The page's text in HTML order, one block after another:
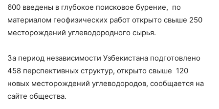
600 введены в глубокое поисковое бурение, по
материалом геофизических работ открыто свыше 250
месторождений углеводородного сырья.
За период независимости Узбекистана подготовлено
458 перспективных структур, открыто свыше 120
новых месторождений углеводородов, сообщается на
сайте общества.